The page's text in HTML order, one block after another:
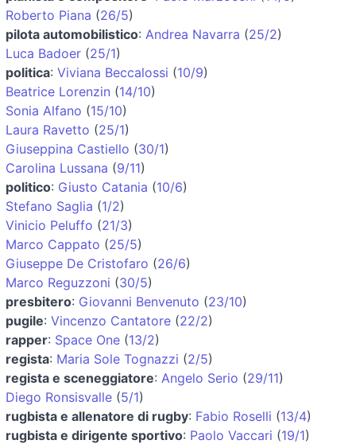
Roberto Piana (26/5)
pilota automobilistico: Andrea Navarra (25/2)
Luca Badoer (25/1)
politica: Viviana Beccalossi (10/9)
Beatrice Lorenzin (14/10)
Sonia Alfano (15/10)
Laura Ravetto (25/1)
Giuseppina Castiello (30/1)
Carolina Lussana (9/11)
politico: Giusto Catania (10/6)
Stefano Saglia (1/2)
Vinicio Peluffo (21/3)
Marco Cappato (25/5)
Giuseppe De Cristofaro (26/6)
Marco Reguzzoni (30/5)
presbitero: Giovanni Benvenuto (23/10)
pugile: Vincenzo Cantatore (22/2)
rapper: Space One (13/2)
regista: Maria Sole Tognazzi (2/5)
regista e sceneggiatore: Angelo Serio (29/11)
Diego Ronsisvalle (5/1)
rugbista e allenatore di rugby: Fabio Roselli (13/4)
rugbista e dirigente sportivo: Paolo Vaccari (19/1)